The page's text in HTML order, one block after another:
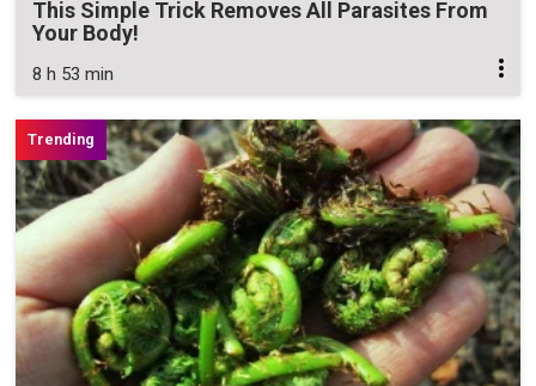
This Simple Trick Removes All Parasites From
Your Body!
8 h 53 min